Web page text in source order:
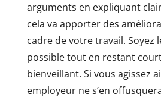
arguments en expliquant
cela va apporter des
cadre de votre travail. Soyez
possible tout en restant
bienveillant. Si vous agissez
employeur ne s’en